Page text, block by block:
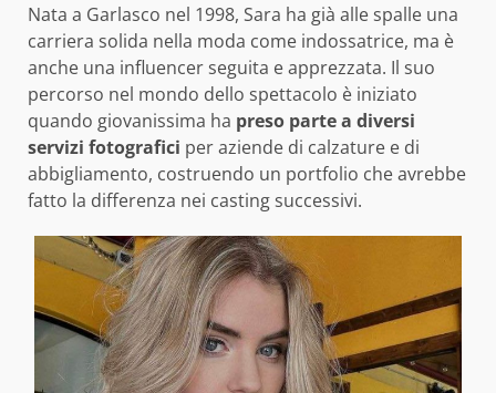
Nata a Garlasco nel 1998, Sara ha già alle spalle una
carriera solida nella moda come indossatrice, ma è
anche una influencer seguita e apprezzata. Il suo
percorso nel mondo dello spettacolo è iniziato
quando giovanissima ha preso parte a diversi
servizi fotografici per aziende di calzature e di
abbigliamento, costruendo un portfolio che avrebbe
fatto la differenza nei casting successivi.